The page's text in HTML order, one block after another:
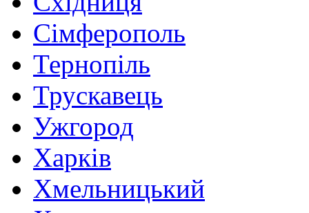
Сімферополь
Тернопіль
Трускавець
Ужгород
Харків
Хмельницький